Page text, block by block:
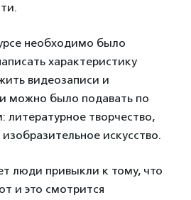
необходимо было
характеристику
видеозаписи и
можно было подавать по
литературное творчество,
искусство.
люди привыкли к тому, что
и это смотрится